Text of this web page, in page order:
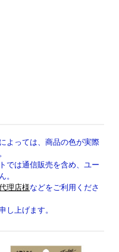
よっては、商品の色が実際
では通信販売を含め、ユー
。
理店様などをご利用くださ
し上げます。